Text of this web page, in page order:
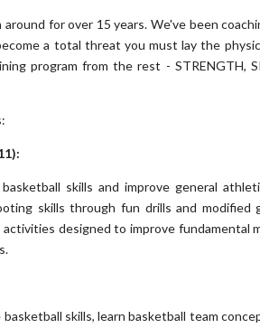
for over 15 years. We've been
a total threat you must lay the
program from the rest - STRENGTH,
skills and improve general
skills through fun drills and
designed to improve fundamental
skills, learn basketball team